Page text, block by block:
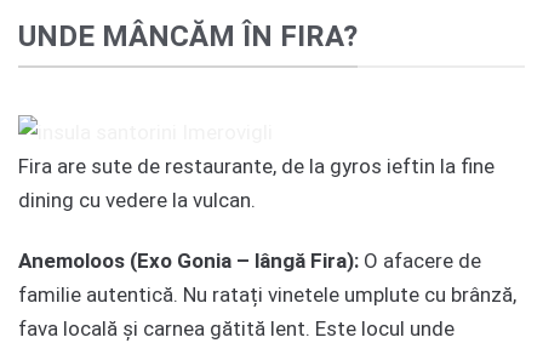
UNDE MÂNCĂM ÎN FIRA?
Fira are sute de restaurante, de la gyros ieftin la fine
dining cu vedere la vulcan.
Anemoloos (Exo Gonia – lângă Fira): O afacere de
familie autentică. Nu ratați vinetele umplute cu brânză,
fava locală și carnea gătită lent. Este locul unde